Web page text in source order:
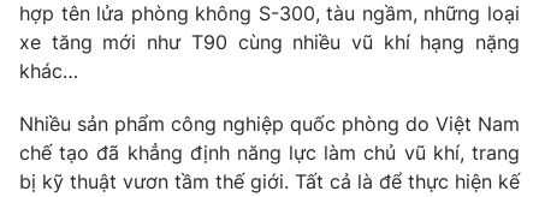
Theo dõi báo trên
Cơ quan báo chí:Thời báo VTV
Giấy phép hoạt động báo in và báo điện tử số 483/GP-BTTTT
cấp ngày 29/12/2023
hợp tên lửa phòng không S-300, tàu ngầm, những loại
xe tăng mới như T90 cùng nhiều vũ khí hạng nặng
khác…
Nhiều sản phẩm công nghiệp quốc phòng do Việt Nam
chế tạo đã khẳng định năng lực làm chủ vũ khí, trang
bị kỹ thuật vươn tầm thế giới. Tất cả là để thực hiện kế